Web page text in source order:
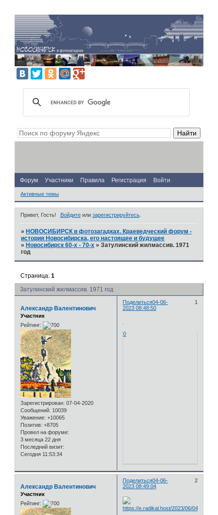
Форум Участники Правила Регистрация Войти
Активные темы
Привет, Гость! Войдитеили зарегистрируйтесь.
» НОВОСИБИРСК в фотозагадках. Краеведческий форум -
история Новосибирска, его настоящее и будущее
» Новосибирск 60-х - 70-х »Затулинский жилмассив. 1971
год
Затулинский жилмассив. 1971 год
Страница:1
Поделиться 1
04-06-
2023 08:48:50
Александр Валентинович
Участник
Рейтинг:
Зарегистрирован: 07-04-2020
Сообщений: 10039
Уважение: +10065
Позитив: +8705
Провел на форуме:
3 месяца 22 дня
Последний визит:
Сегодня 11:53:34
0
Поделиться 2
04-06-
2023 08:49:04
Александр Валентинович
Участник
Рейтинг: